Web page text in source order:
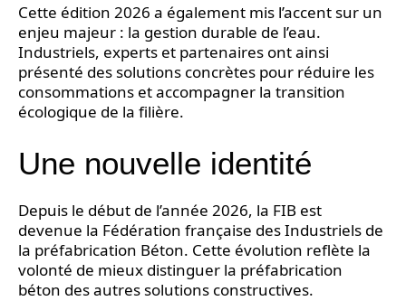
Cette édition 2026 a également mis l’accent sur un
enjeu majeur : la gestion durable de l’eau.
Industriels, experts et partenaires ont ainsi
présenté des solutions concrètes pour réduire les
consommations et accompagner la transition
écologique de la filière.
Une nouvelle identité
Depuis le début de l’année 2026, la FIB est
devenue la Fédération française des Industriels de
la préfabrication Béton. Cette évolution reflète la
volonté de mieux distinguer la préfabrication
béton des autres solutions constructives.